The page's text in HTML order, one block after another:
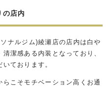
の店内
ナルジム)綾瀬店の店内は白や
潔感ある内装となっており、
ております。
らこそモチベーション高くお通